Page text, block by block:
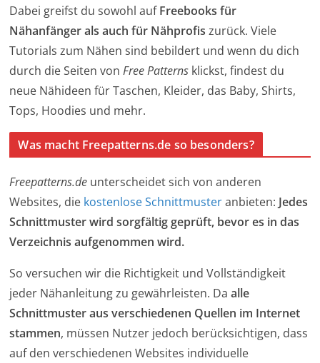
Dabei greifst du sowohl aufFreebooks für
Nähanfänger als auch für Nähprofis zurück. Viele
Tutorials zum Nähen sind bebildert und wenn du dich
durch die Seiten von Free Patterns klickst, findest du
neue Nähideen für Taschen, Kleider, das Baby, Shirts,
Tops, Hoodies und mehr.
Was macht Freepatterns.de so besonders?
Freepatterns.de unterscheidet sich von anderen
Websites, die kostenlose Schnittmusteranbieten: Jedes
Schnittmuster wird sorgfältig geprüft, bevor es in das
Verzeichnis aufgenommen wird.
So versuchen wir die Richtigkeit und Vollständigkeit
jeder Nähanleitung zu gewährleisten. Daalle
Schnittmuster aus verschiedenen Quellen im Internet
stammen, müssen Nutzer jedoch berücksichtigen, dass
auf den verschiedenen Websites individuelle